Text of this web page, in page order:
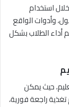
استخدام
وأدوات الواقع
أداء الطلاب بشكل
حيث يمكن
راجعة فورية،